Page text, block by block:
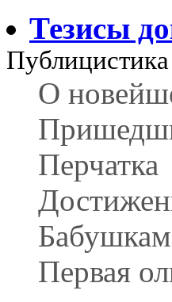
Тезисы
Публицистика
О
Перчатка
Первая